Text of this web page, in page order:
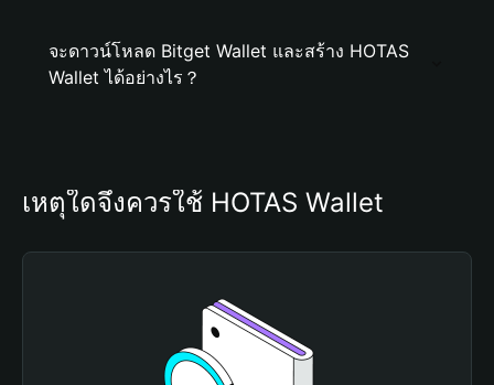
จะดาวน์โหลด Bitget Wallet และสร้าง HOTAS
Wallet ได้อย่างไร？
เหตุใดจึงควรใช้ HOTAS Wallet